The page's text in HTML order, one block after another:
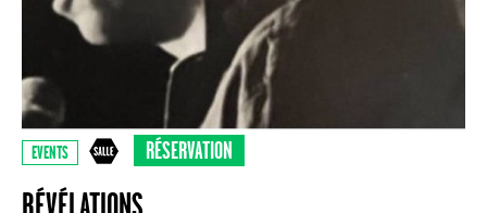
EVENTS RÉSERVATION